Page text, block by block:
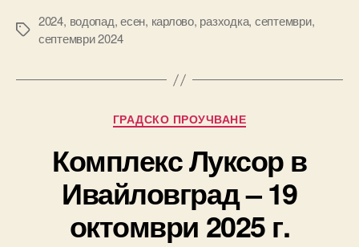
Tags
2024, водопад,есен, карлово, разходка, септември,
септември 2024
Categories
ГРАДСКО ПРОУЧВАНЕ
Комплекс Луксор в
Ивайловград – 19
октомври 2025 г.